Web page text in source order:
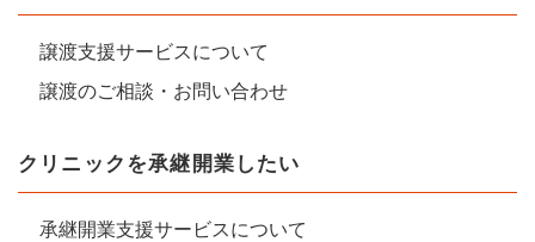
譲渡支援サービスについて
譲渡のご相談・お問い合わせ
クリニックを承継開業したい
承継開業支援サービスについて